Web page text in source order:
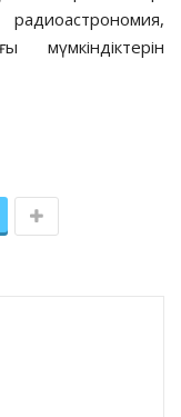
мүмкіндіктерін